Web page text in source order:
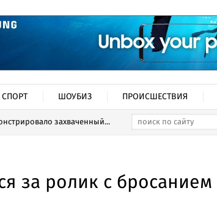
СПОРТ ШОУБИЗ ПРОИСШЕСТВИЯ
захваченный...
за ролик с бросанием